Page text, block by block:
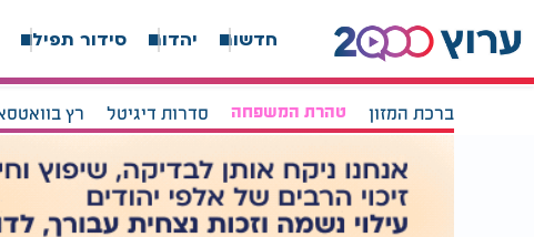
חדשות יהדות סידור תפילה
ברכת המזון טהרת המשפחה סדרות דיגיטל רץ